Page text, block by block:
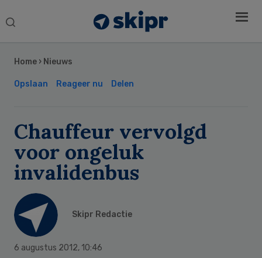
Search
Home › Nieuws
Opslaan Reageer nu Delen
Chauffeur vervolgd
voor ongeluk
invalidenbus
Skipr Redactie
6 augustus 2012, 10:46
Sidebar